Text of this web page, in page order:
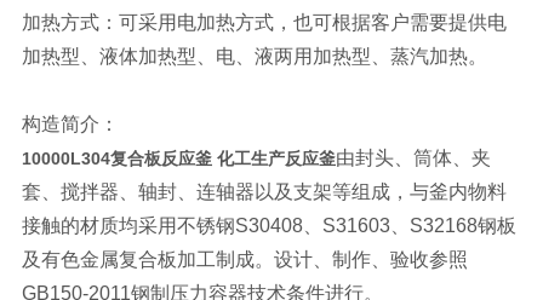
加热方式：可采用电加热方式，也可根据客户需要提供电
加热型、液体加热型、电、液两用加热型、蒸汽加热。
构造简介：
10000L304复合板反应釜 化工生产反应釜由封头、筒体、夹
套、搅拌器、轴封、连轴器以及支架等组成，与釜内物料
接触的材质均采用不锈钢S30408、S31603、S32168钢板
及有色金属复合板加工制成。设计、制作、验收参照
GB150-2011钢制压力容器技术条件进行。